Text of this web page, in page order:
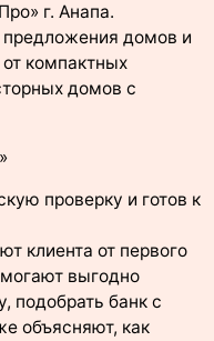
г. Анапа.
предложения домов и
компактных
домов с
проверку и готов к
клиента от первого
выгодно
подобрать банк с
объясняют, как